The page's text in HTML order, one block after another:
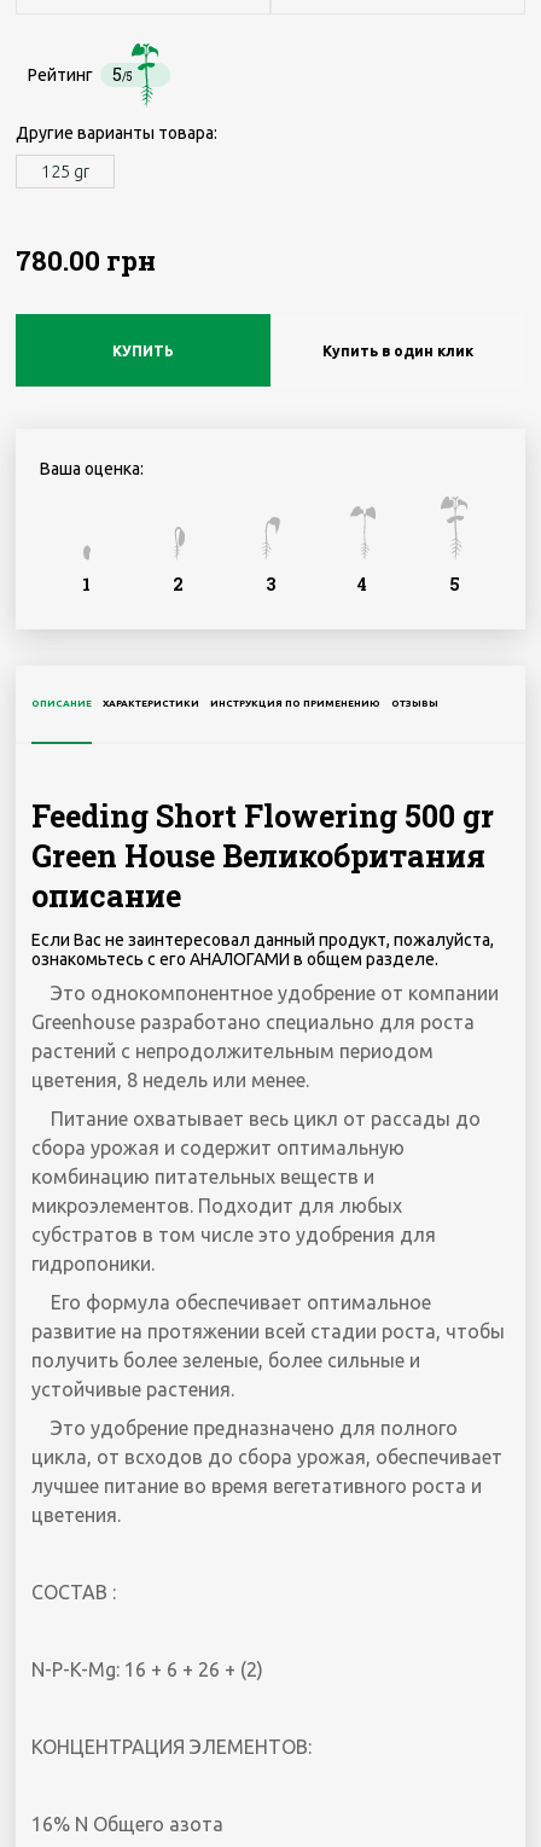
Рейтинг 5/5
Другие варианты товара:
125 gr
780.00 грн
КУПИТЬ Купить в один клик
Ваша оценка:
5
4
3
2
1
ОПИСАНИЕ ХАРАКТЕРИСТИКИ ИНСТРУКЦИЯ ПО ПРИМЕНЕНИЮ ОТЗЫВЫ
Feeding Short Flowering 500 gr
Green House Великобритания
описание
Если Вас не заинтересовал данный продукт, пожалуйста,
ознакомьтесь с его АНАЛОГАМИ в общем разделе.
Это однокомпонентное удобрение от компании
Greenhouse разработано специально для роста
растений с непродолжительным периодом
цветения, 8 недель или менее.
Питание охватывает весь цикл от рассады до
сбора урожая и содержит оптимальную
комбинацию питательных веществ и
микроэлементов. Подходит для любых
субстратов в том числе это удобрения для
гидропоники.
Его формула обеспечивает оптимальное
развитие на протяжении всей стадии роста, чтобы
получить более зеленые, более сильные и
устойчивые растения.
Это удобрение предназначено для полного
цикла, от всходов до сбора урожая, обеспечивает
лучшее питание во время вегетативного роста и
цветения.
СОСТАВ :
N-P-K-Mg: 16 + 6 + 26 + (2)
КОНЦЕНТРАЦИЯ ЭЛЕМЕНТОВ:
16% N Общего азота